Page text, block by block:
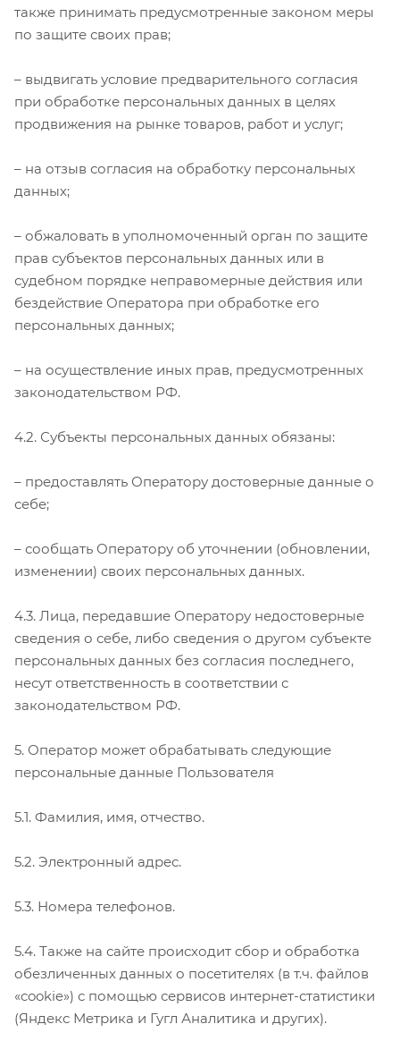
также принимать предусмотренные законом меры
по защите своих прав;
– выдвигать условие предварительного согласия
при обработке персональных данных в целях
продвижения на рынке товаров, работ и услуг;
– на отзыв согласия на обработку персональных
данных;
– обжаловать в уполномоченный орган по защите
прав субъектов персональных данных или в
судебном порядке неправомерные действия или
бездействие Оператора при обработке его
персональных данных;
– на осуществление иных прав, предусмотренных
законодательством РФ.
4.2. Субъекты персональных данных обязаны:
– предоставлять Оператору достоверные данные о
себе;
– сообщать Оператору об уточнении (обновлении,
изменении) своих персональных данных.
4.3. Лица, передавшие Оператору недостоверные
сведения о себе, либо сведения о другом субъекте
персональных данных без согласия последнего,
несут ответственность в соответствии с
законодательством РФ.
5. Оператор может обрабатывать следующие
персональные данные Пользователя
5.1. Фамилия, имя, отчество.
5.2. Электронный адрес.
5.3. Номера телефонов.
5.4. Также на сайте происходит сбор и обработка
обезличенных данных о посетителях (в т.ч. файлов
«cookie») с помощью сервисов интернет-статистики
(Яндекс Метрика и Гугл Аналитика и других).